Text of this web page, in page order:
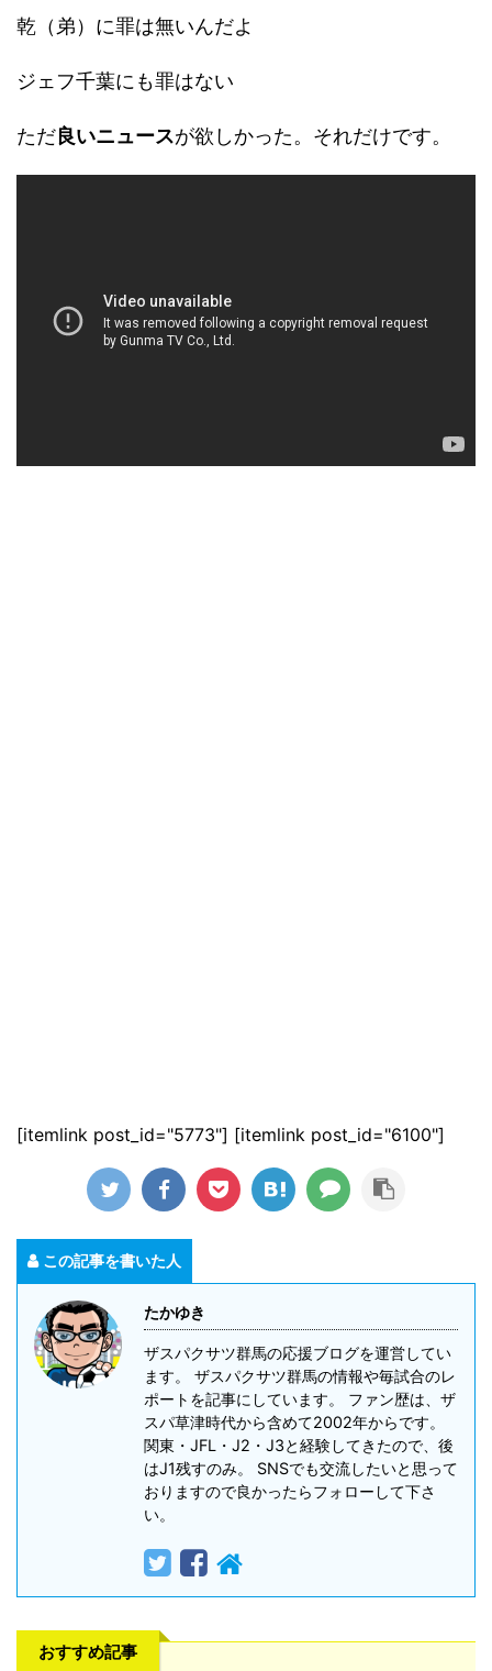
乾（弟）に罪は無いんだよ
ジェフ千葉にも罪はない
ただ良いニュースが欲しかった。それだけです。
[itemlink post_id="5773"] [itemlink post_id="6100"]
この記事を書いた人
たかゆき
ザスパクサツ群馬の応援ブログを運営してい
ます。 ザスパクサツ群馬の情報や毎試合のレ
ポートを記事にしています。 ファン歴は、ザ
スパ草津時代から含めて2002年からです。
関東・JFL・J2・J3と経験してきたので、後
はJ1残すのみ。 SNSでも交流したいと思って
おりますので良かったらフォローして下さ
い。
おすすめ記事